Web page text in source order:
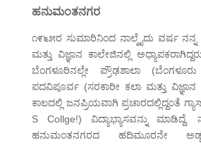
ಹನುಮಂತನಗರ
೧೯೬೫ರ ಸುಮಾರಿನಿಂದ ನಾಲ್ಕೈದು ವರ್ಷ ನನ್ನ
ಮತ್ತು ವಿಜ್ಞಾನ ಕಾಲೇಜಿನಲ್ಲಿ
ಬೆಂಗಳೂರಿನಲ್ಲೇ ಪ್ರೌಢಶಾಲಾ
ಪದವಿಪೂರ್ವ (ಸರಕಾರೀ ಕಲಾ ಮತ್ತು
ಕಾಲದಲ್ಲಿ ಜನಪ್ರಿಯವಾಗಿ ಪ್ರಚಾರದಲ್ಲಿದ್ದಂತೆ
S Collge!) ವಿದ್ಯಾಭ್ಯಾಸವನ್ನು
ಹನುಮಂತನಗರದ ಹದಿಮೂರನೇ ಅಡ್ಡ